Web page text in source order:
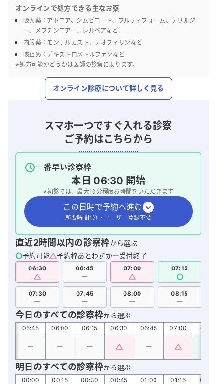
オンラインで処方できる主なお薬
吸入薬：アドエア、シムビコート、フルティフォーム、テリルジ
ー、メプチンエアー、レルベアなど
内服薬：モンテルカスト、テオフィリンなど
咳止め：デキストロメトルファンなど
※処方可能かどうかは医師の診察によります。
オンライン診療について詳しく見る
スマホ一つですぐ入れる診察
ご予約はこちらから
一番早い診察枠
本日 06:30 開始
※初診では、最大10分程度お時間をいただきます
この日時で予約へ進む
所要時間1分・ユーザー登録不要
直近2時間以内の診察枠から選ぶ
予約可能
予約枠あとわずか 受付終了
06:30 06:45 07:00 07:15
07:30 07:45 08:00 08:15
今日のすべての診察枠から選ぶ
05:45 06:00 06:15 06:30 06:45 07:00 07:15
明日のすべての診察枠から選ぶ
00:00 00:15 00:30 00:45 01:00 01:15 01:30